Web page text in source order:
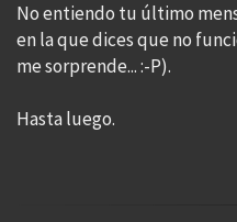
No entiendo tu último
en la que dices que no
me sorprende... :-P).
Hasta luego.